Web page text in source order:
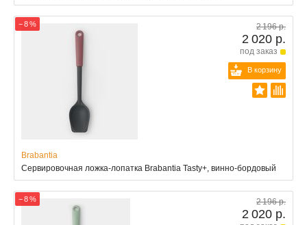
− 8 % 2 196 р.
2 020 р.
под заказ
В корзину
Brabantia
Сервировочная ложка-лопатка Brabantia Tasty+, винно-бордовый
− 8 % 2 196 р.
2 020 р.